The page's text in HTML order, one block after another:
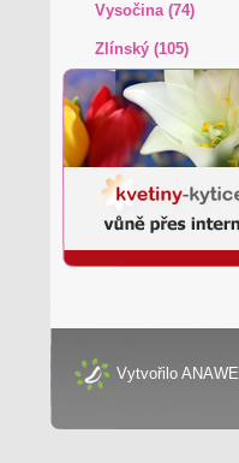
Vysočina (74)
Zlínský (105)
Vytvořilo ANAWE